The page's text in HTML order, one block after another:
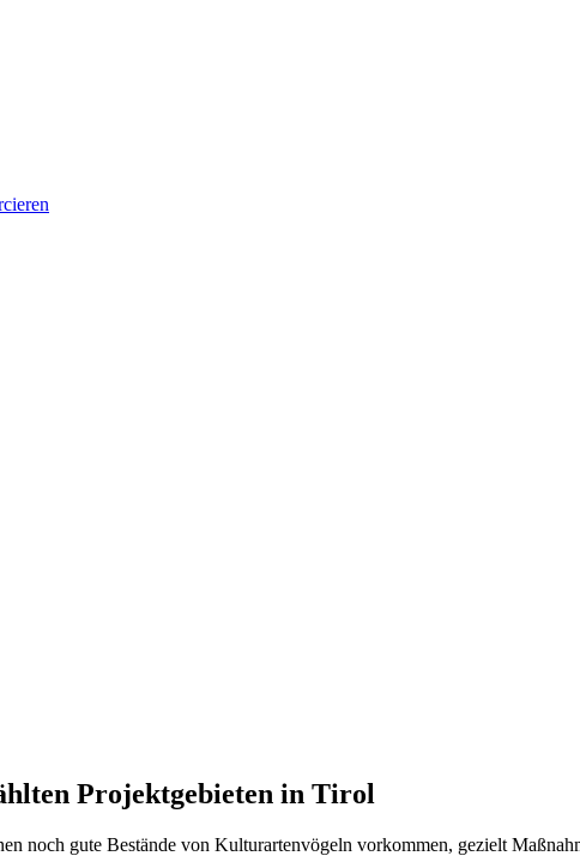
Projektgebieten in Tirol
noch gute Bestände von Kulturartenvögeln vorkommen, gezielt